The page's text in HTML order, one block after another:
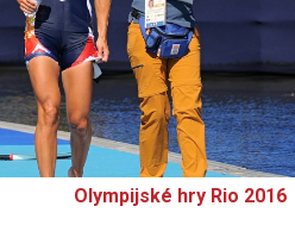
Olympijské hry Rio 2016